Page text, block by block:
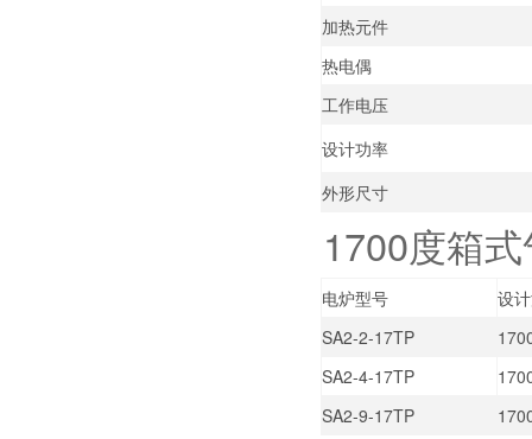
加热元件
热电偶
工作电压
设计功率
外形尺寸
1700度箱
电炉型号
设
SA2-2-17TP
SA2-4-17TP
SA2-9-17TP